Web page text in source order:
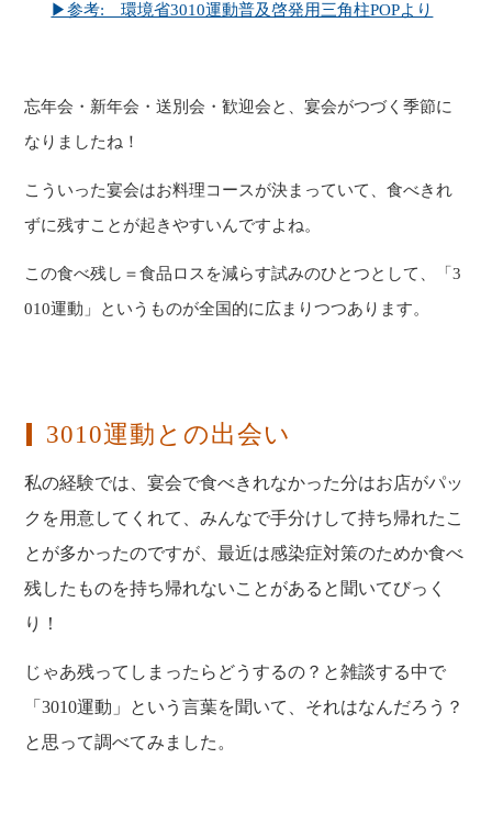
▶参考: 環境省3010運動普及啓発用三角柱POPより
忘年会・新年会・送別会・歓迎会と、宴会がつづく季節に
なりましたね！
こういった宴会はお料理コースが決まっていて、食べきれ
ずに残すことが起きやすいんですよね。
この食べ残し＝食品ロスを減らす試みのひとつとして、「3
010運動」というものが全国的に広まりつつあります。
3010運動との出会い
私の経験では、宴会で食べきれなかった分はお店がパッ
クを用意してくれて、みんなで手分けして持ち帰れたこ
とが多かったのですが、最近は感染症対策のためか食べ
残したものを持ち帰れないことがあると聞いてびっく
り！
じゃあ残ってしまったらどうするの？と雑談する中で
「3010運動」 という言葉を聞いて、それはなんだろう？
と思って調べてみました。